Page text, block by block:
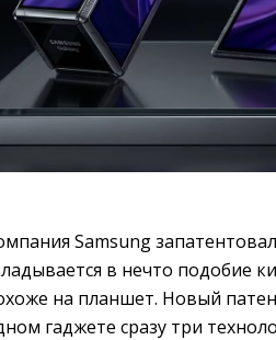
Samsung
в нечто подобие
на планшет. Новый
гаджете сразу три